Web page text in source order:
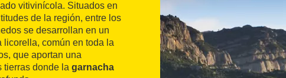
vitivinícola. Situados en
de la región, entre los
se desarrollan en un
licorella, común en toda la
que aportan una
tierras donde la garnacha